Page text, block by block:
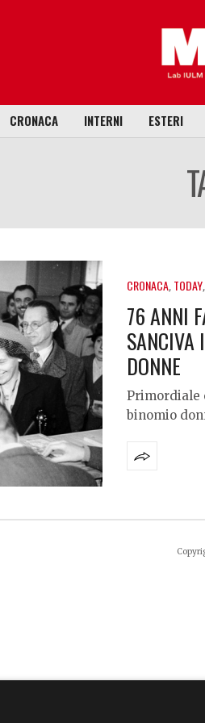
CRONACA INTERNI ESTERI
CRONACA,TODAY,
76 ANNI
SANCIVA
DONNE
Primordiale
binomio